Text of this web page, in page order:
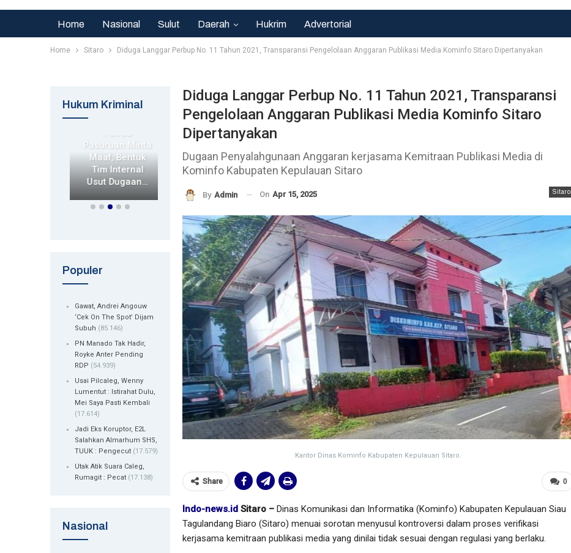
Home Nasional Sulut Daerah Hukrim Advertorial
Home Sitaro Diduga Langgar Perbup No. 11 Tahun 2021, Transparansi Pengelolaan Anggaran Publikasi Media Kominfo Sitaro Dipertanyakan
Diduga Langgar Perbup No. 11 Tahun 2021, Transparansi
Pengelolaan Anggaran Publikasi Media Kominfo Sitaro
Dipertanyakan
Dugaan Penyalahgunaan Anggaran kerjasama Kemitraan Publikasi Media di
Kominfo Kabupaten Kepulauan Sitaro
Sitaro
By Admin On Apr 15, 2025
Kantor Dinas Kominfo Kabupaten Kepulauan Sitaro.
0
Share
Indo-news.id Sitaro – Dinas Komunikasi dan Informatika (Kominfo) Kabupaten Kepulauan Siau
Tagulandang Biaro (Sitaro) menuai sorotan menyusul kontroversi dalam proses verifikasi
kerjasama kemitraan publikasi media yang dinilai tidak sesuai dengan regulasi yang berlaku.
Hukum Kriminal
Hukrim
Pasuruan Minta
Maaf, Bentuk
Tim Internal
Usut Dugaan…
Hukrim
Kapolda Jatim
Tinjau Korban
Kecelakaan
Kapal Di
Hukrim
Sertu Sudirman
Bantu
Hukrim
Gerak Cepat
Populer
Gawat, Andrei Angouw
‘Cek On The Spot’ Dijam
Subuh (85.146)
PN Manado Tak Hadir,
Royke Anter Pending
RDP (54.939)
Usai Pilcaleg, Wenny
Lumentut : Istirahat Dulu,
Mei Saya Pasti Kembali
(17.614)
Jadi Eks Koruptor, E2L
Salahkan Almarhum SHS,
TUUK : Pengecut (17.579)
Utak Atik Suara Caleg,
Rumagit : Pecat (17.138)
Nasional